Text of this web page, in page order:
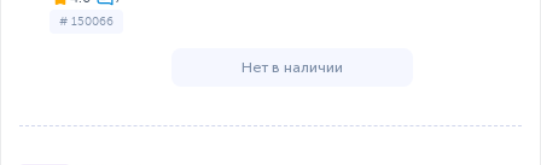
# 150066
Нет в наличии